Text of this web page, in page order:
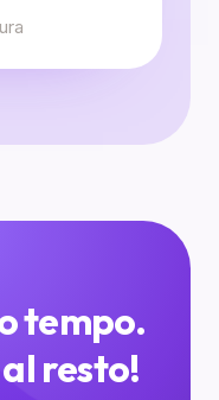
tempo.
resto!